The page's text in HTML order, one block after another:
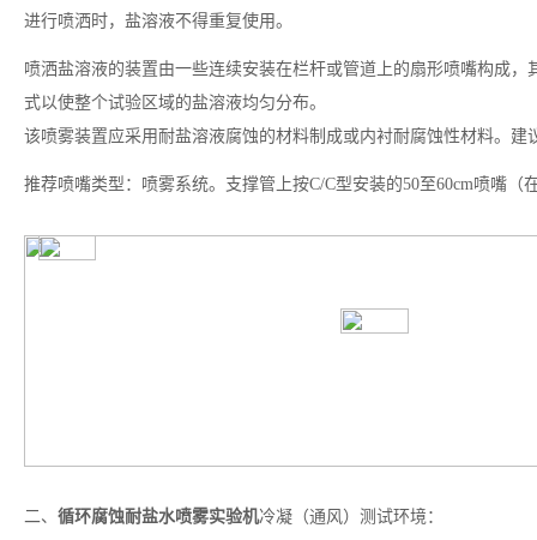
进行喷洒时，盐溶液不得重复使用。
喷洒盐溶液的装置由一些连续安装在栏杆或管道上的扇形喷嘴构成
式以使整个试验区域的盐溶液均匀分布。
该喷雾装置应采用耐盐溶液腐蚀的材料制成或内衬耐腐蚀性材料。建
推荐喷嘴类型：喷雾系统。支撑管上按C/C型安装的50至60cm喷嘴（
二、 循环腐蚀耐盐水喷雾实验机冷凝（通风） 测试环境 ：